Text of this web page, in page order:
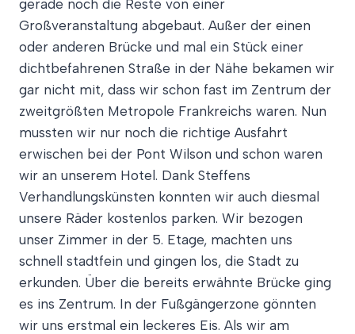
gerade noch die Reste von einer
Großveranstaltung abgebaut. Außer der einen
oder anderen Brücke und mal ein Stück einer
dichtbefahrenen Straße in der Nähe bekamen wir
gar nicht mit, dass wir schon fast im Zentrum der
zweitgrößten Metropole Frankreichs waren. Nun
mussten wir nur noch die richtige Ausfahrt
erwischen bei der Pont Wilson und schon waren
wir an unserem Hotel. Dank Steffens
Verhandlungskünsten konnten wir auch diesmal
unsere Räder kostenlos parken. Wir bezogen
unser Zimmer in der 5. Etage, machten uns
schnell stadtfein und gingen los, die Stadt zu
erkunden. Über die bereits erwähnte Brücke ging
es ins Zentrum. In der Fußgängerzone gönnten
wir uns erstmal ein leckeres Eis. Als wir am